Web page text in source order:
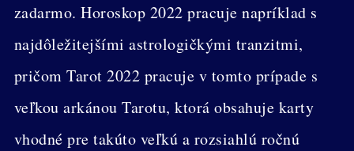
zadarmo. Horoskop 2022 pracuje napríklad s
najdôležitejšími astrologičkými tranzitmi,
pričom Tarot 2022 pracuje v tomto prípade s
veľkou arkánou Tarotu, ktorá obsahuje karty
vhodné pre takúto veľkú a rozsiahlú ročnú